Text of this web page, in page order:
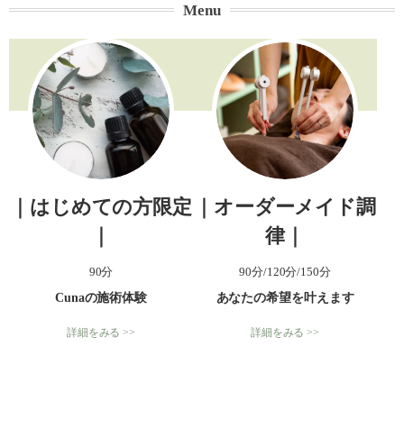
Menu
｜はじめての方限定
90分
Cunaの施術体験
詳細をみる >>
｜オーダーメイド調
律｜
90分/120分/150分
あなたの希望を叶えます
詳細をみる >>